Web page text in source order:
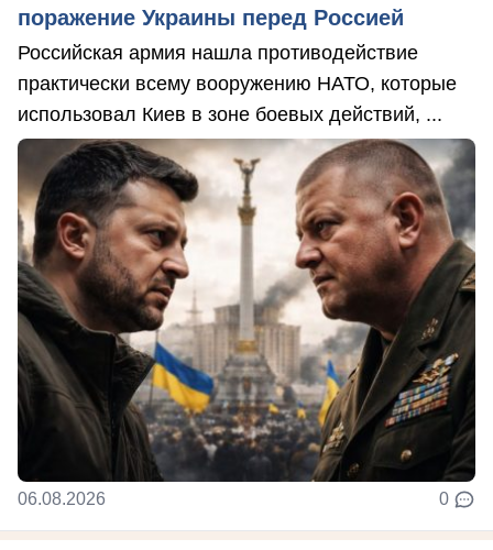
поражение Украины перед Россией
Российская армия нашла противодействие
практически всему вооружению НАТО, которые
использовал Киев в зоне боевых действий, ...
06.08.2026 0